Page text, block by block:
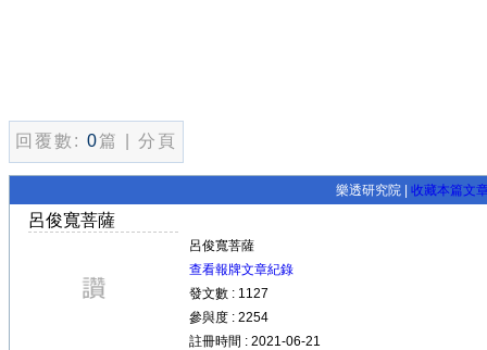
回覆數: 0篇 | 分頁
樂透研究院 | 收藏本篇文
呂俊寬菩薩
呂俊寬菩薩
查看報牌文章紀錄
發文數 : 1127
參與度 : 2254
註冊時間 : 2021-06-21